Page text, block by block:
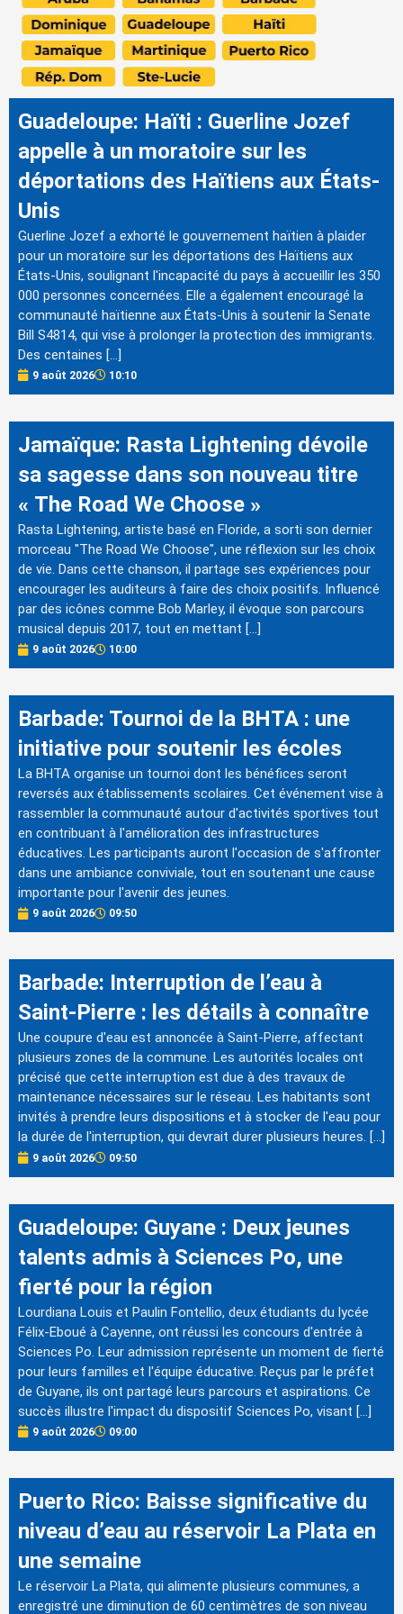
Guadeloupe: Haïti : Guerline Jozef
appelle à un moratoire sur les
déportations des Haïtiens aux États-
Unis
Guerline Jozef a exhorté le gouvernement haïtien à plaider
pour un moratoire sur les déportations des Haïtiens aux
États-Unis, soulignant l'incapacité du pays à accueillir les 350
000 personnes concernées. Elle a également encouragé la
communauté haïtienne aux États-Unis à soutenir la Senate
Bill S4814, qui vise à prolonger la protection des immigrants.
Des centaines […]
9 août 2026 10:10
Jamaïque: Rasta Lightening dévoile
sa sagesse dans son nouveau titre
« The Road We Choose »
Rasta Lightening, artiste basé en Floride, a sorti son dernier
morceau "The Road We Choose", une réflexion sur les choix
de vie. Dans cette chanson, il partage ses expériences pour
encourager les auditeurs à faire des choix positifs. Influencé
par des icônes comme Bob Marley, il évoque son parcours
musical depuis 2017, tout en mettant […]
9 août 2026 10:00
Barbade: Tournoi de la BHTA : une
initiative pour soutenir les écoles
La BHTA organise un tournoi dont les bénéfices seront
reversés aux établissements scolaires. Cet événement vise à
rassembler la communauté autour d'activités sportives tout
en contribuant à l'amélioration des infrastructures
éducatives. Les participants auront l'occasion de s'affronter
dans une ambiance conviviale, tout en soutenant une cause
importante pour l'avenir des jeunes.
9 août 2026 09:50
Barbade: Interruption de l’eau à
Saint-Pierre : les détails à connaître
Une coupure d'eau est annoncée à Saint-Pierre, affectant
plusieurs zones de la commune. Les autorités locales ont
précisé que cette interruption est due à des travaux de
maintenance nécessaires sur le réseau. Les habitants sont
invités à prendre leurs dispositions et à stocker de l'eau pour
la durée de l'interruption, qui devrait durer plusieurs heures. […]
9 août 2026 09:50
Guadeloupe: Guyane : Deux jeunes
talents admis à Sciences Po, une
fierté pour la région
Lourdiana Louis et Paulin Fontellio, deux étudiants du lycée
Félix-Eboué à Cayenne, ont réussi les concours d'entrée à
Sciences Po. Leur admission représente un moment de fierté
pour leurs familles et l'équipe éducative. Reçus par le préfet
de Guyane, ils ont partagé leurs parcours et aspirations. Ce
succès illustre l'impact du dispositif Sciences Po, visant […]
9 août 2026 09:00
Puerto Rico: Baisse significative du
niveau d’eau au réservoir La Plata en
une semaine
Le réservoir La Plata, qui alimente plusieurs communes, a
enregistré une diminution de 60 centimètres de son niveau